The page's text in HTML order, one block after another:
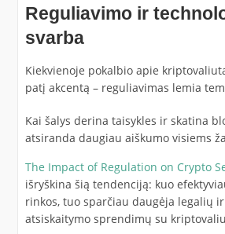
Reguliavimo ir
svarba
Kiekvienoje pokalbio apie
patį akcentą – reguliavimas lemia
Kai šalys derina taisykles ir skatina
atsiranda daugiau aiškumo visiems
The Impact of Regulation on Crypto
išryškina šią tendenciją: kuo
rinkos, tuo sparčiau daugėja legalių
atsiskaitymo sprendimų su